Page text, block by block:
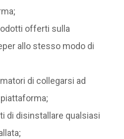
offerti sulla
allo stesso modo di
di collegarsi ad
di disinstallare qualsiasi